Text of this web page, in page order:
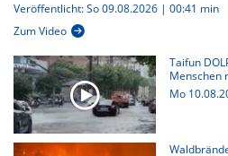
Veröffentlicht: So 09.08.2026 | 00:41 min
Zum Video
Taifun
Menschen
Mo